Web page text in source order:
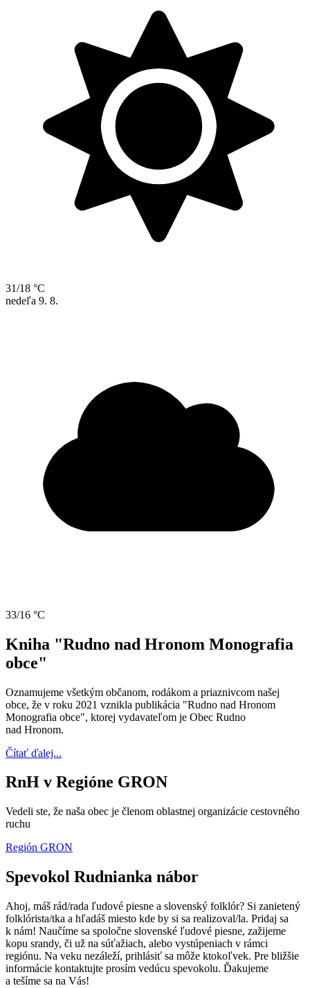
31/18 °C
nedeľa 9. 8.
33/16 °C
Kniha "Rudno nad Hronom Monografia
obce"
Oznamujeme všetkým občanom, rodákom a priaznivcom našej
obce, že v roku 2021 vznikla publikácia "Rudno nad Hronom
Monografia obce", ktorej vydavateľom je Obec Rudno
nad Hronom.
Čítať ďalej...
RnH v Regióne GRON
Vedeli ste, že naša obec je členom oblastnej organizácie cestovného
ruchu
Región GRON
Spevokol Rudnianka nábor
Ahoj, máš rád/rada ľudové piesne a slovenský folklór? Si zanietený
folklórista/tka a hľadáš miesto kde by si sa realizoval/la. Pridaj sa
k nám! Naučíme sa spoločne slovenské ľudové piesne, zažijeme
kopu srandy, či už na súťažiach, alebo vystúpeniach v rámci
regiónu. Na veku nezáleží, prihlásiť sa môže ktokoľvek. Pre bližšie
informácie kontaktujte prosím vedúcu spevokolu. Ďakujeme
a tešíme sa na Vás!